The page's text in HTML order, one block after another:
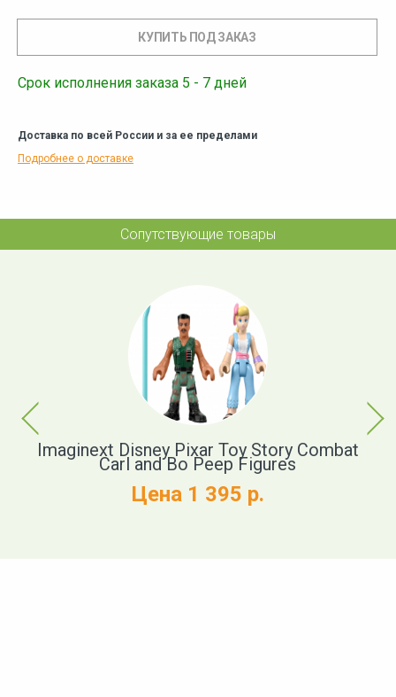
Срок исполнения заказа 5 - 7 дней
Доставка по всей России и за ее пределами
Подробнее о доставке
Сопутствующие товары
Previous
Imaginext Disney Pixar Toy Story Combat
Carl and Bo Peep Figures
Цена 1 395 р.
Next